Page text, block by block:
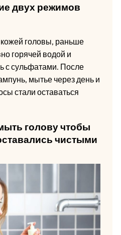
двух режимов
головы, раньше
горячей водой и
с сульфатами. После
мытье через день и
стали оставаться
голову чтобы
чистыми